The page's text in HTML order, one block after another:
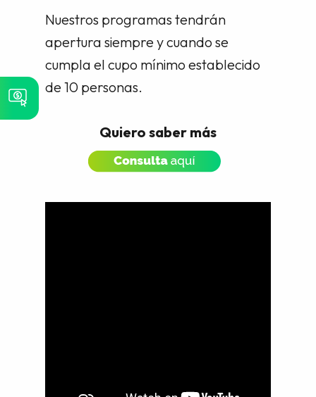
Nuestros programas tendrán
apertura siempre y cuando se
cumpla el cupo mínimo establecido
de 10 personas.
Quiero saber más